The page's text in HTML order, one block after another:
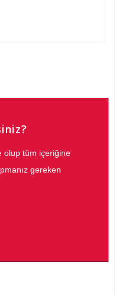
olup tüm içeriğine
gereken